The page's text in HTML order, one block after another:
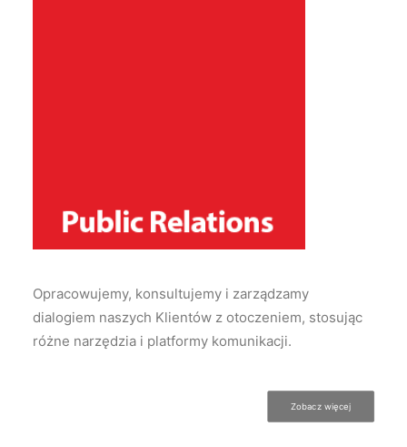
Opracowujemy, konsultujemy i zarządzamy
dialogiem naszych Klientów z otoczeniem, stosując
różne narzędzia i platformy komunikacji.
Zobacz więcej